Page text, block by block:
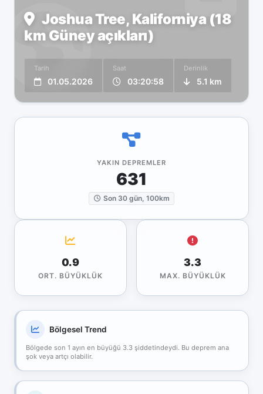
Joshua Tree, Kaliforniya (18
km Güney açıkları)
Tarih
01.05.2026
Saat
03:20:58
Derinlik
5.1 km
YAKIN DEPREMLER
631
Son 30 gün, 100km
0.9
ORT. BÜYÜKLÜK
3.3
MAX. BÜYÜKLÜK
Bölgesel Trend
Bölgede son 1 ayın en büyüğü 3.3 şiddetindeydi. Bu deprem ana
şok veya artçı olabilir.